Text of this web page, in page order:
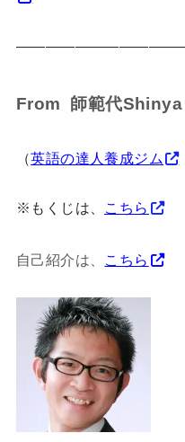
From 師範代Shinya
（英語の達人養成ジム
※もくじは、 こちら
自己紹介は、 こちら